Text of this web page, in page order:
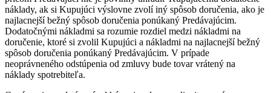
náklady, ak si Kupujúci výslovne zvolí iný spôsob doručenia, ako je
najlacnejší bežný spôsob doručenia ponúkaný Predávajúcim.
Dodatočnými nákladmi sa rozumie rozdiel medzi nákladmi na
doručenie, ktoré si zvolil Kupujúci a nákladmi na najlacnejší bežný
spôsob doručenia ponúkaný Predávajúcim. V prípade
neoprávneného odstúpenia od zmluvy bude tovar vrátený na
náklady spotrebiteľa.